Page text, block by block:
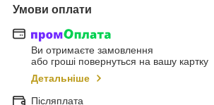
Умови оплати
Ви отримаєте замовлення
або гроші повернуться на вашу картку
Детальніше
Післяплата